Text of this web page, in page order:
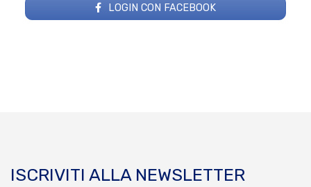
LOGIN CON FACEBOOK
ISCRIVITI ALLA NEWSLETTER